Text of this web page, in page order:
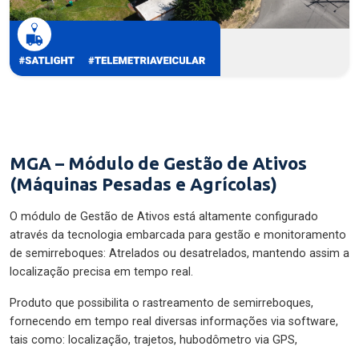
MGA – Módulo de Gestão de Ativos
(Máquinas Pesadas e Agrícolas)
O módulo de Gestão de Ativos está altamente configurado
através da tecnologia embarcada para gestão e monitoramento
de semirreboques: Atrelados ou desatrelados, mantendo assim a
localização precisa em tempo real.
Produto que possibilita o rastreamento de semirreboques,
fornecendo em tempo real diversas informações via software,
tais como: localização, trajetos, hubodômetro via GPS,